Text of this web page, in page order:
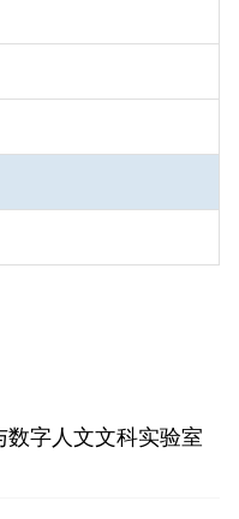
字人文文科实验室